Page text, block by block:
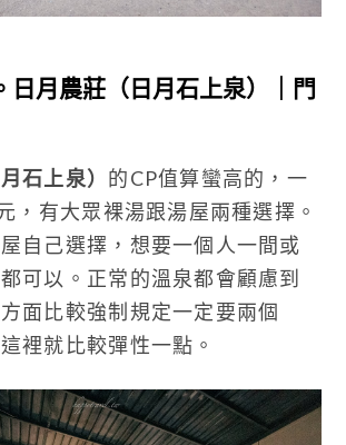
日月農莊（日月石上泉）｜門
石上泉） 的CP值算蠻高的，一
，有大眾裸湯跟湯屋兩種選擇。
自己選擇，想要一個人一間或
可以。正常的溫泉都會顧慮到
面比較強制規定一定要兩個
裡就比較彈性一點。